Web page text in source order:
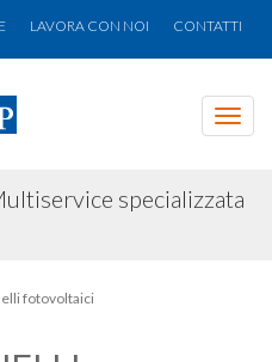
LAVORA CON NOI CONTATTI
specializzata
fotovoltaici